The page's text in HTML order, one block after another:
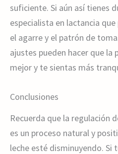
suficiente. Si aún así tienes
especialista en lactancia
el agarre y el patrón de
ajustes pueden hacer que la
mejor y te sientas más
Conclusiones
Recuerda que la regulación
es un proceso natural y
leche esté disminuyendo. Si